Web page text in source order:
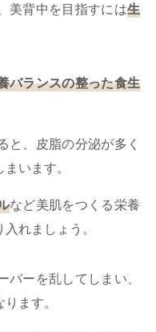
美背中を目指すには生
バランスの整った食生
と、皮脂の分泌が多く
います。
など美肌をつくる栄養
れましょう。
バーを乱してしまい、
ます。